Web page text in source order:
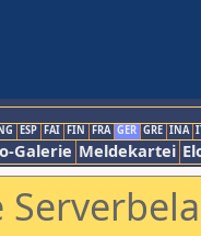
ESP FAI FIN FRA GER GRE INA
Galerie Meldekartei